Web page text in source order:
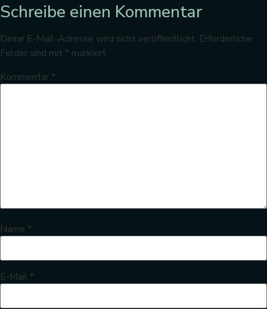
Schreibe einen Kommentar
Deine E-Mail-Adresse wird nicht veröffentlicht. Erforderliche
Felder sind mit * markiert
Kommentar *
Name *
E-Mail *